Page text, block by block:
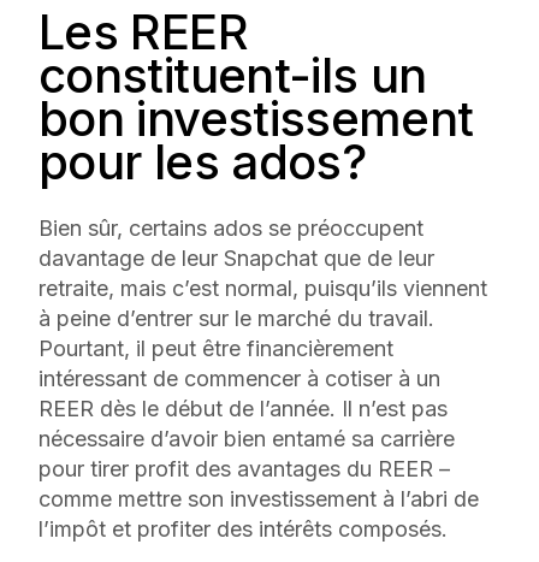
Les REER
constituent-ils un
bon investissement
pour les ados?
Bien sûr, certains ados se préoccupent
davantage de leur Snapchat que de leur
retraite, mais c’est normal, puisqu’ils viennent
à peine d’entrer sur le marché du travail.
Pourtant, il peut être financièrement
intéressant de commencer à cotiser à un
REER dès le début de l’année. Il n’est pas
nécessaire d’avoir bien entamé sa carrière
pour tirer profit des avantages du REER –
comme mettre son investissement à l’abri de
l’impôt et profiter des intérêts composés.